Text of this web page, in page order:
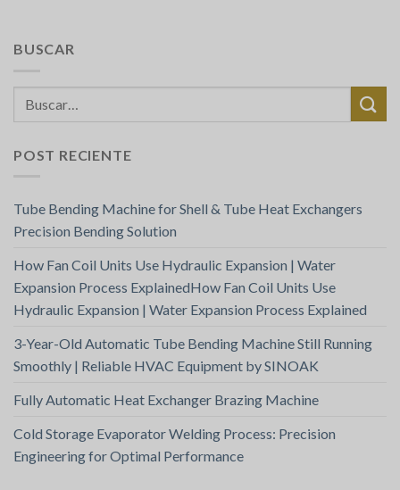
BUSCAR
POST RECIENTE
Tube Bending Machine for Shell & Tube Heat Exchangers
Precision Bending Solution
How Fan Coil Units Use Hydraulic Expansion | Water
Expansion Process ExplainedHow Fan Coil Units Use
Hydraulic Expansion | Water Expansion Process Explained
3-Year-Old Automatic Tube Bending Machine Still Running
Smoothly | Reliable HVAC Equipment by SINOAK
Fully Automatic Heat Exchanger Brazing Machine
Cold Storage Evaporator Welding Process: Precision
Engineering for Optimal Performance